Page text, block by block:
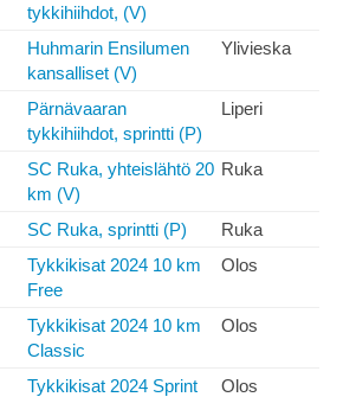
tykkihiihdot, (V)
Huhmarin Ensilumen
kansalliset (V)
Ylivieska
Pärnävaaran
tykkihiihdot, sprintti (P)
Liperi
SC Ruka, yhteislähtö 20
km (V)
Ruka
SC Ruka, sprintti (P)
Ruka
Tykkikisat 2024 10 km
Free
Olos
Tykkikisat 2024 10 km
Classic
Olos
Tykkikisat 2024 Sprint
Olos